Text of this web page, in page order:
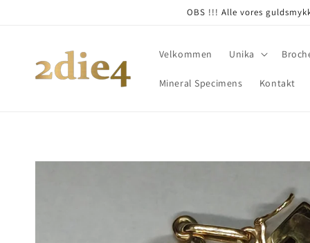
OBS !!! Alle vores
Velkommen Unika
Mineral Specimens Kontakt
Skip to